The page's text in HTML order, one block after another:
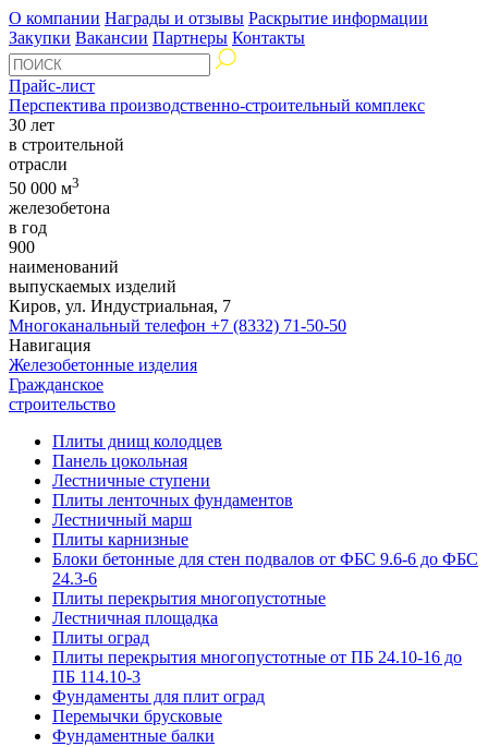
О компании Награды и отзывы Раскрытие информации
Закупки Вакансии Партнеры Контакты
Прайс-лист
Перспектива производственно-строительный комплекс
30 лет
в строительной
отрасли
50 000 м3
железобетона
в год
900
наименований
выпускаемых изделий
Киров, ул. Индустриальная, 7
Многоканальный телефон +7 (8332) 71-50-50
Навигация
Железобетонные изделия
Гражданское
строительство
Плиты днищ колодцев
Панель цокольная
Лестничные ступени
Плиты ленточных фундаментов
Лестничный марш
Плиты карнизные
Блоки бетонные для стен подвалов от ФБС 9.6-6 до ФБС
24.3-6
Плиты перекрытия многопустотные
Лестничная площадка
Плиты оград
Плиты перекрытия многопустотные от ПБ 24.10-16 до
ПБ 114.10-3
Фундаменты для плит оград
Перемычки брусковые
Фундаментные балки